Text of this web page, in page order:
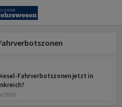
Fahrverbotszonen jetzt in
2018